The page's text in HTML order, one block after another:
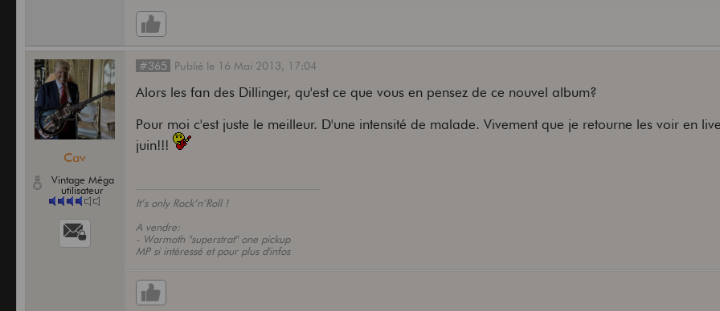
Cav
Vintage Méga
utilisateur
#365 Publié le 16 Mai 2013, 17:04
Alors les fan des Dillinger, qu'est ce que vous en pensez de ce nouvel album?
Pour moi c'est juste le meilleur. D'une intensité de malade. Vivement que je retourne les voir en
juin!!!
It’s only Rock’n’Roll !
A vendre:
- Warmoth "superstrat" one pickup
MP si intéressé et pour plus d'infos